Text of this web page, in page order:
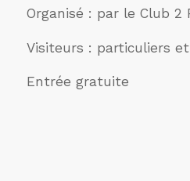
Organisé : par le Club 2
Visiteurs : particuliers
Entrée gratuite